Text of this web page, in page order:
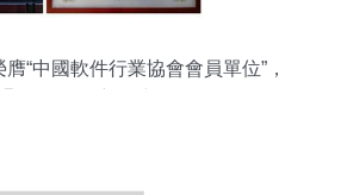
“中國軟件行業協會會員單位”，